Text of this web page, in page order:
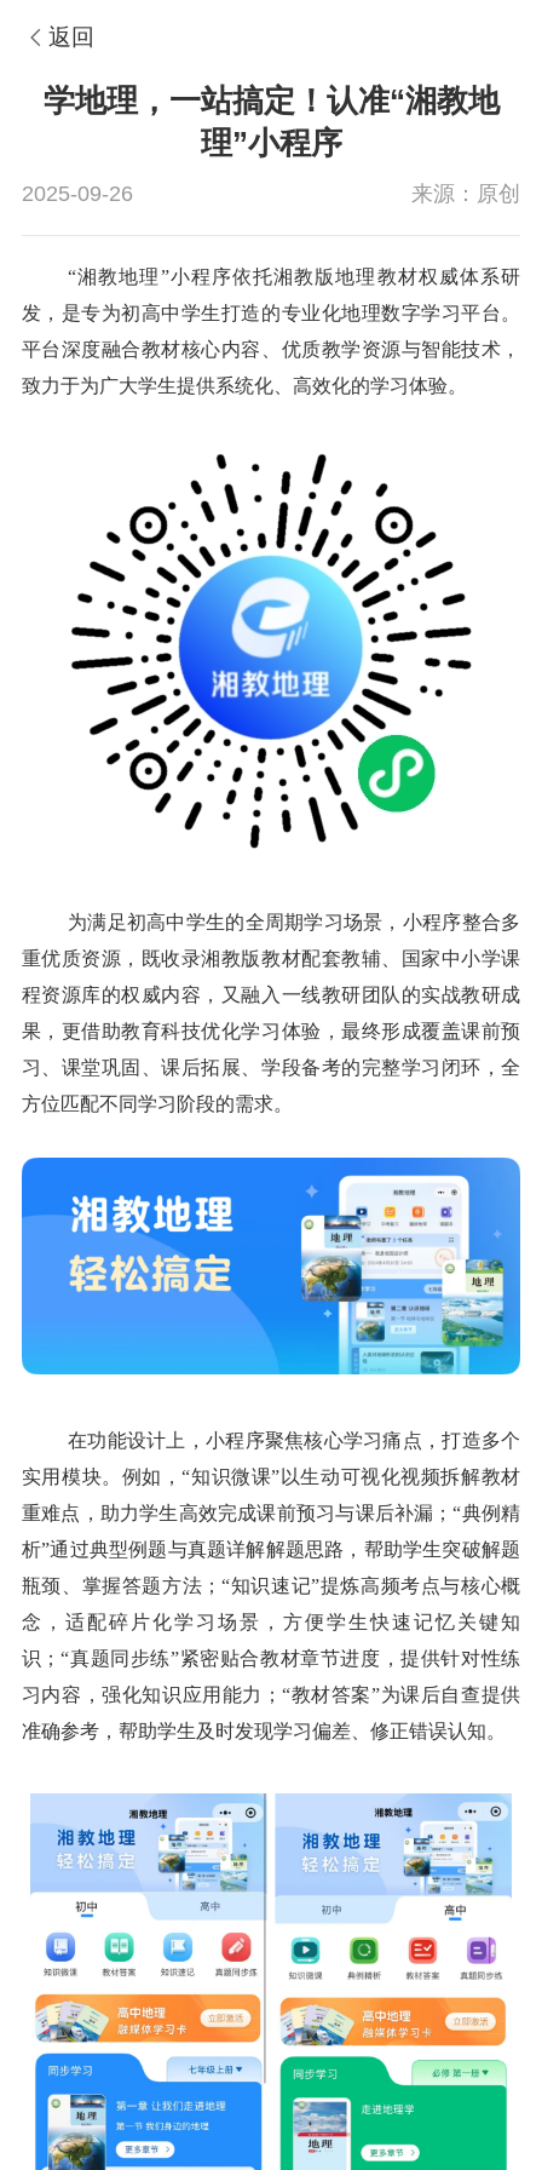
返回
学地理，一站搞定！认准“湘教地
理”小程序
2025-09-26 来源：原创
“湘教地理”小程序依托湘教版地理教材权威体系研
发，是专为初高中学生打造的专业化地理数字学习平台。
平台深度融合教材核心内容、优质教学资源与智能技术，
致力于为广大学生提供系统化、高效化的学习体验。
为满足初高中学生的全周期学习场景，小程序整合多
重优质资源，既收录湘教版教材配套教辅、国家中小学课
程资源库的权威内容，又融入一线教研团队的实战教研成
果，更借助教育科技优化学习体验，最终形成覆盖课前预
习、课堂巩固、课后拓展、学段备考的完整学习闭环，全
方位匹配不同学习阶段的需求。
在功能设计上，小程序聚焦核心学习痛点，打造多个
实用模块。例如，“知识微课”以生动可视化视频拆解教材
重难点，助力学生高效完成课前预习与课后补漏；“典例精
析”通过典型例题与真题详解解题思路，帮助学生突破解题
瓶颈、掌握答题方法；“知识速记”提炼高频考点与核心概
念，适配碎片化学习场景，方便学生快速记忆关键知
识；“真题同步练”紧密贴合教材章节进度，提供针对性练
习内容，强化知识应用能力；“教材答案”为课后自查提供
准确参考，帮助学生及时发现学习偏差、修正错误认知。